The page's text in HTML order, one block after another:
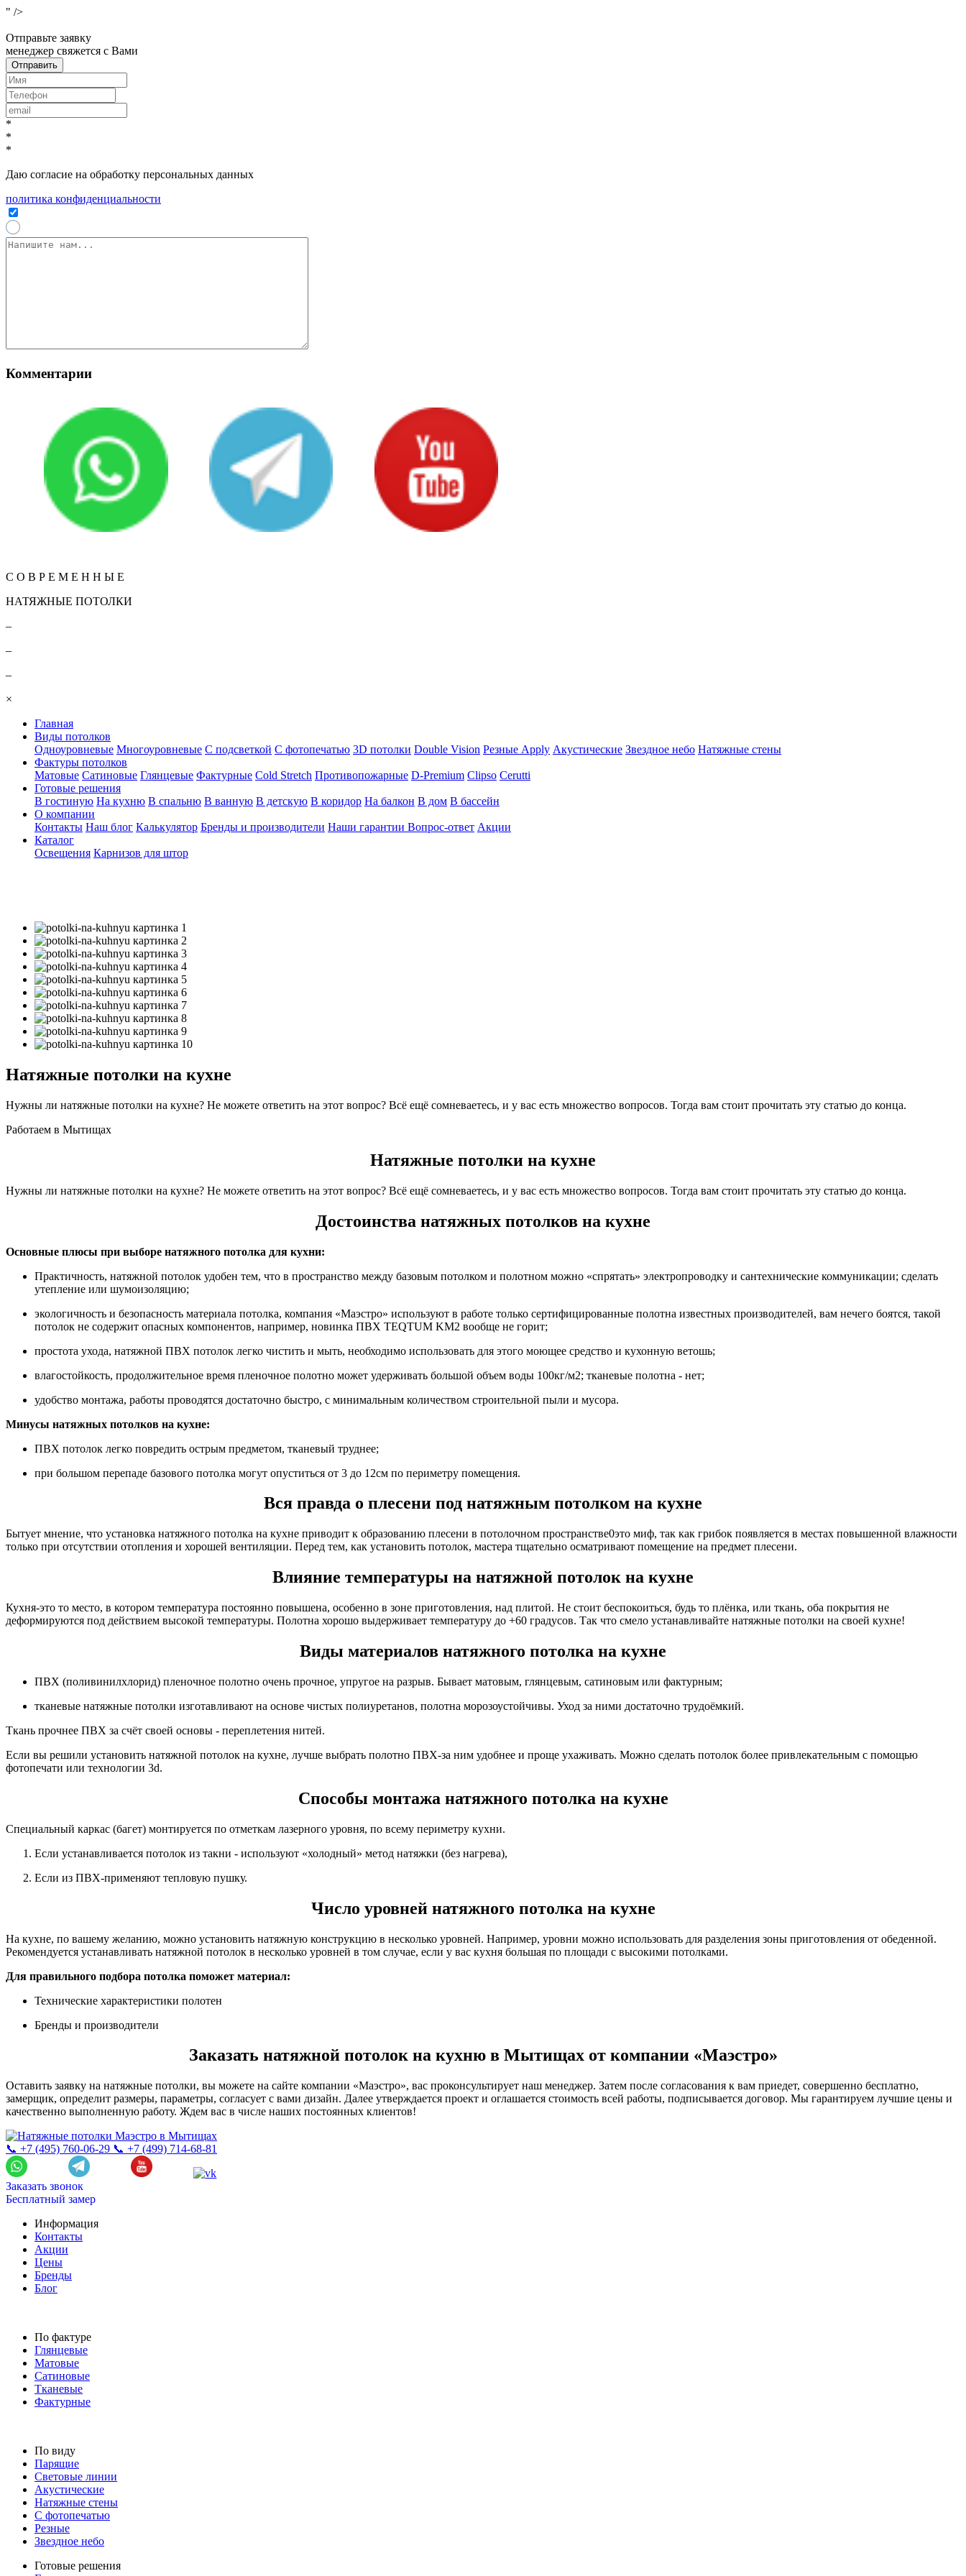
" />
Отправьте заявку
менеджер свяжется с Вами
*
*
*
Даю согласие на обработку персональных данных
политика конфиденциальности
Комментарии
С О В Р Е М Е Н Н Ы Е
НАТЯЖНЫЕ ПОТОЛКИ
–
–
–
×
Главная
Виды потолков
Одноуровневые Многоуровневые С подсветкой С фотопечатью 3D потолки Double Vision Резные Apply Акустические Звездное небо Натяжные стены
Фактуры потолков
Матовые Сатиновые Глянцевые Фактурные Cold Stretch Противопожарные D-Premium Clipso Cerutti
Готовые решения
В гостиную На кухню В спальню В ванную В детскую В коридор На балкон В дом В бассейн
О компании
Контакты Наш блог Калькулятор Бренды и производители Наши гарантии Вопрос-ответ Акции
Каталог
Освещения Карнизов для штор
Натяжные потолки на кухне
Нужны ли натяжные потолки на кухне? Не можете ответить на этот вопрос? Всё ещё сомневаетесь, и у вас есть множество вопросов. Тогда вам стоит прочитать эту статью до конца.
Работаем в Мытищах
Натяжные потолки на кухне
Нужны ли натяжные потолки на кухне? Не можете ответить на этот вопрос? Всё ещё сомневаетесь, и у вас есть множество вопросов. Тогда вам стоит прочитать эту статью до конца.
Достоинства натяжных потолков на кухне
Основные плюсы при выборе натяжного потолка для кухни:
Практичность, натяжной потолок удобен тем, что в пространство между базовым потолком и полотном можно «спрятать» электропроводку и сантехнические коммуникации; сделать
утепление или шумоизоляцию;
экологичность и безопасность материала потолка, компания «Маэстро» используют в работе только сертифицированные полотна известных производителей, вам нечего боятся, такой
потолок не содержит опасных компонентов, например, новинка ПВХ TEQTUM KM2 вообще не горит;
простота ухода, натяжной ПВХ потолок легко чистить и мыть, необходимо использовать для этого моющее средство и кухонную ветошь;
влагостойкость, продолжительное время пленочное полотно может удерживать большой объем воды 100кг/м2; тканевые полотна - нет;
удобство монтажа, работы проводятся достаточно быстро, с минимальным количеством строительной пыли и мусора.
Минусы натяжных потолков на кухне:
ПВХ потолок легко повредить острым предметом, тканевый труднее;
при большом перепаде базового потолка могут опуститься от 3 до 12см по периметру помещения.
Вся правда о плесени под натяжным потолком на кухне
Бытует мнение, что установка натяжного потолка на кухне приводит к образованию плесени в потолочном пространстве0это миф, так как грибок появляется в местах повышенной влажности
только при отсутствии отопления и хорошей вентиляции. Перед тем, как установить потолок, мастера тщательно осматривают помещение на предмет плесени.
Влияние температуры на натяжной потолок на кухне
Кухня-это то место, в котором температура постоянно повышена, особенно в зоне приготовления, над плитой. Не стоит беспокоиться, будь то плёнка, или ткань, оба покрытия не
деформируются под действием высокой температуры. Полотна хорошо выдерживает температуру до +60 градусов. Так что смело устанавливайте натяжные потолки на своей кухне!
Виды материалов натяжного потолка на кухне
ПВХ (поливинилхлорид) пленочное полотно очень прочное, упругое на разрыв. Бывает матовым, глянцевым, сатиновым или фактурным;
тканевые натяжные потолки изготавливают на основе чистых полиуретанов, полотна морозоустойчивы. Уход за ними достаточно трудоёмкий.
Ткань прочнее ПВХ за счёт своей основы - переплетения нитей.
Если вы решили установить натяжной потолок на кухне, лучше выбрать полотно ПВХ-за ним удобнее и проще ухаживать. Можно сделать потолок более привлекательным с помощью
фотопечати или технологии 3d.
Способы монтажа натяжного потолка на кухне
Специальный каркас (багет) монтируется по отметкам лазерного уровня, по всему периметру кухни.
Если устанавливается потолок из такни - используют «холодный» метод натяжки (без нагрева),
Если из ПВХ-применяют тепловую пушку.
Число уровней натяжного потолка на кухне
На кухне, по вашему желанию, можно установить натяжную конструкцию в несколько уровней. Например, уровни можно использовать для разделения зоны приготовления от обеденной.
Рекомендуется устанавливать натяжной потолок в несколько уровней в том случае, если у вас кухня большая по площади с высокими потолками.
Для правильного подбора потолка поможет материал:
Технические характеристики полотен
Бренды и производители
Заказать натяжной потолок на кухню в Мытищах от компании «Маэстро»
Оставить заявку на натяжные потолки, вы можете на сайте компании «Маэстро», вас проконсультирует наш менеджер. Затем после согласования к вам приедет, совершенно бесплатно,
замерщик, определит размеры, параметры, согласует с вами дизайн. Далее утверждается проект и оглашается стоимость всей работы, подписывается договор. Мы гарантируем лучшие цены и
качественно выполненную работу. Ждем вас в числе наших постоянных клиентов!
📞 +7 (495) 760-06-29 📞 +7 (499) 714-68-81
Заказать звонок
Бесплатный замер
Информация
Контакты
Акции
Цены
Бренды
Блог
По фактуре
Глянцевые
Матовые
Сатиновые
Тканевые
Фактурные
По виду
Парящие
Световые линии
Акустические
Натяжные стены
С фотопечатью
Резные
Звездное небо
Готовые решения